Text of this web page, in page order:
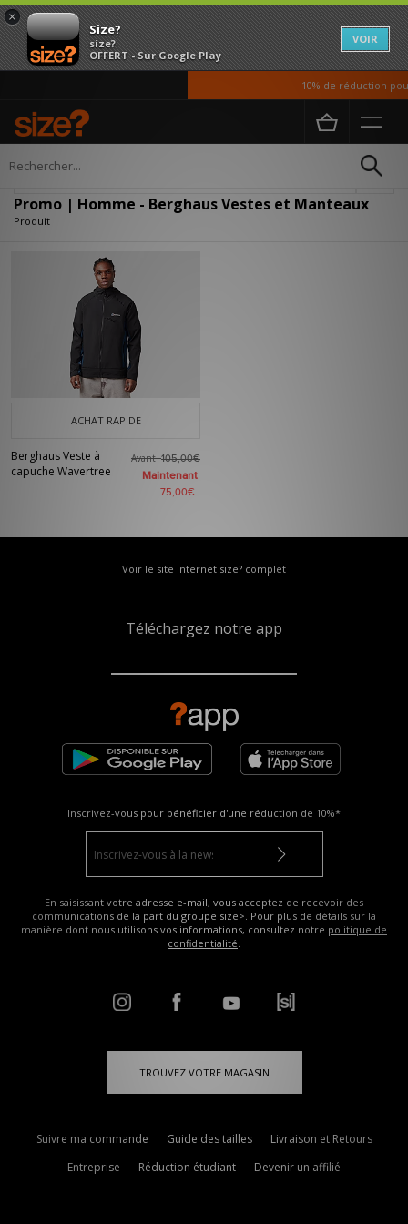
×
Size?
size?
OFFERT - Sur Google Play
VOIR
10% de réduction
Accueil Homme
Promo | Homme - Berghaus Vestes et Manteaux
Produit
ACHAT RAPIDE
Berghaus Veste à
capuche Wavertree
Avant105,00€
Maintenant
75,00€
Voir le site internet size? complet
Téléchargez notre app
Inscrivez-vous pour bénéficier d'une réduction de 10%*
En saisissant votre adresse e-mail, vous acceptez de recevoir des
communications de la part du groupe size>. Pour plus de détails sur la
manière dont nous utilisons vos informations, consultez notre politique de
confidentialité.
TROUVEZ VOTRE MAGASIN
Suivre ma commande Guide des tailles
Livraison et Retours
Entreprise
Réduction étudiant Devenir un affilié